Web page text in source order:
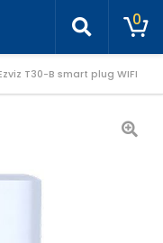
0
T30-B smart plug WIFI